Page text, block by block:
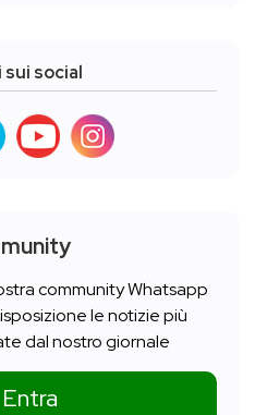
sui social
community Whatsapp
le notizie più
dal nostro giornale